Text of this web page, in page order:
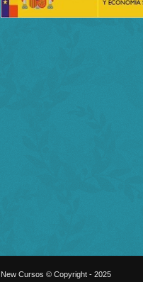
New Cursos © Copyright - 2025